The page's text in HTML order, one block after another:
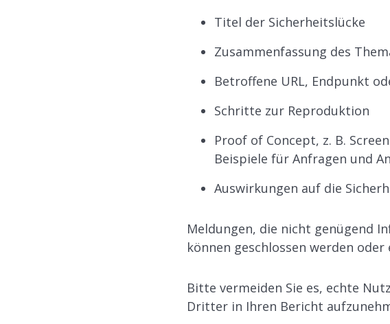
Titel der Sicherheitslücke
Zusammenfassung des
Betroffene URL, Endpunkt
Schritte zur Reproduktion
Proof of Concept, z. B.
Beispiele für Anfragen und
Auswirkungen auf die
Meldungen, die nicht genügend
können geschlossen werden
Bitte vermeiden Sie es, echte
Dritter in Ihren Bericht